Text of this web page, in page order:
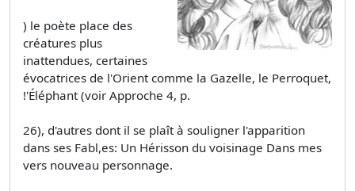
) le poète place des
créatures plus
inattendues, certaines
évocatrices de l'Orient comme la Gazelle, le Perroquet,
!'Éléphant (voir Approche 4, p.
26), d'autres dont il se plaît à souligner l'apparition
dans ses Fabl,es: Un Hérisson du voisinage Dans mes
vers nouveau personnage.